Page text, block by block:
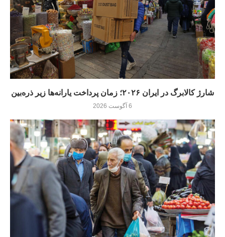
شارژ کالابرگ در ایران ۲۰۲۶؛ زمان پرداخت یارانه‌ها زیر ذره‌بین
6 آگوست 2026